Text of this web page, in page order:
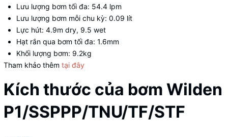
Lưu lượng bơm tối đa: 54.4 lpm
Lưu lượng bơm mỗi chu kỳ: 0.09 lít
Lực hút: 4.9m dry, 9.5 wet
Hạt rắn qua bơm tối đa: 1.6mm
Khối lượng bơm: 9.2kg
Tham khảo thêm tại đây
Kích thước của bơm Wilden
P1/SSPPP/TNU/TF/STF